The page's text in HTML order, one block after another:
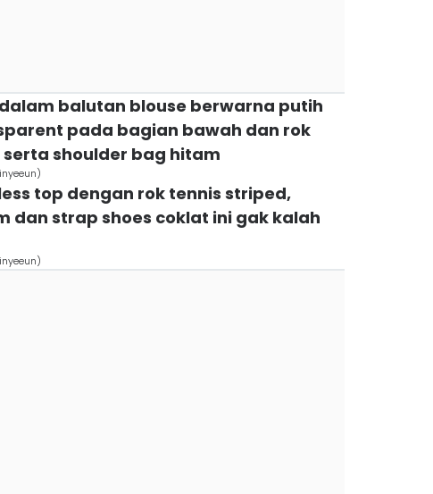
balutan blouse berwarna putih
pada bagian bawah dan rok
shoulder bag hitam
top dengan rok tennis striped,
dan strap shoes coklat ini gak kalah